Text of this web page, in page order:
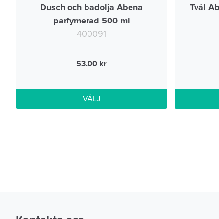
Dusch och badolja Abena
parfymerad 500 ml
400091
53.00
VÄLJ
Tvål